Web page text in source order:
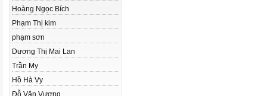
Hoàng Ngọc Bích
Phạm Thị kim
phạm sơn
Dương Thị Mai Lan
Trần My
Hồ Hà Vy
Đỗ Văn Vương